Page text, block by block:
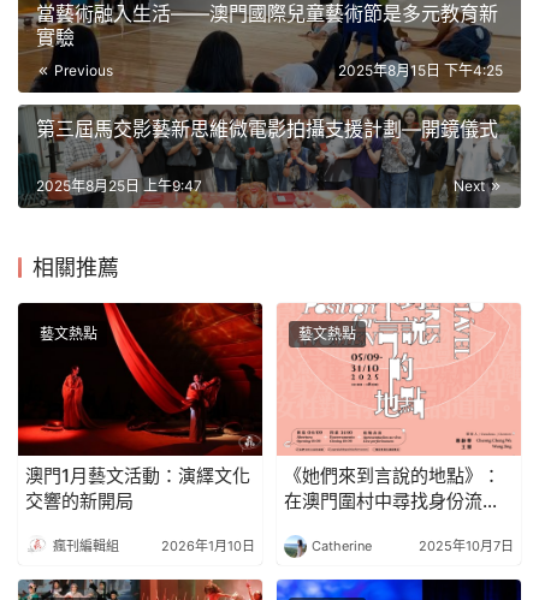
當藝術融入生活——澳門國際兒童藝術節是多元教育新
實驗
Previous 2025年8月15日 下午4:25
第三屆馬交影藝新思維微電影拍攝支援計劃—開鏡儀式
Next
2025年8月25日 上午9:47
相關推薦
藝文熱點
澳門1月藝文活動：演繹文化
交響的新開局
瘋刊編輯組 2026年1月10日
藝文熱點
《她們來到言說的地點》：
在澳門圍村中尋找身份流動
Catherine 2025年10月7日